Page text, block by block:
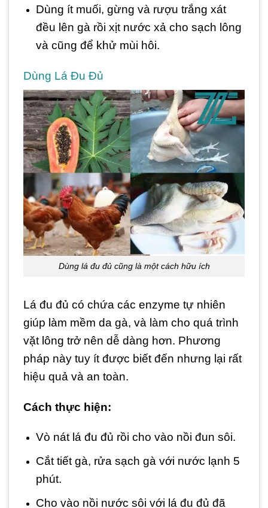
Dùng ít muối, gừng và rượu trắng xát
đều lên gà rồi xịt nước xả cho sạch lông
và cũng để khử mùi hôi.
Dùng Lá Đu Đủ
Dùng lá đu đủ cũng là một cách hữu ích
Lá đu đủ có chứa các enzyme tự nhiên
giúp làm mềm da gà, và làm cho quá trình
vặt lông trở nên dễ dàng hơn. Phương
pháp này tuy ít được biết đến nhưng lại rất
hiệu quả và an toàn.
Cách thực hiện:
Vò nát lá đu đủ rồi cho vào nồi đun sôi.
Cắt tiết gà, rửa sạch gà với nước lạnh 5
phút.
Cho vào nồi nước sôi với lá đu đủ đã